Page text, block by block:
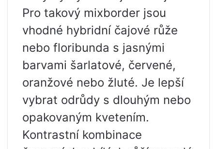
Pro takový mixborder jsou
vhodné hybridní čajové růže
nebo floribunda s jasnými
barvami šarlatové, červené,
oranžové nebo žluté. Je lepší
vybrat odrůdy s dlouhým nebo
opakovaným kvetením.
Kontrastní kombinace